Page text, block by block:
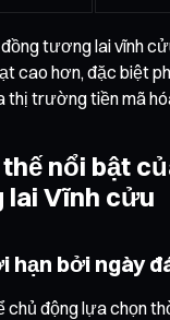
tương lai vĩnh
cao hơn, đặc biệt
thị trường tiền mã
nổi bật
lai Vĩnh cửu
hạn bởi ngày
chủ động lựa chọn